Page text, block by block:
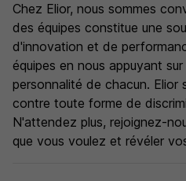
Chez Elior, nous sommes
des équipes constitue une
d'innovation et de
équipes en nous appuyant
personnalité de chacun. Elior
contre toute forme de
N'attendez plus, rejoignez-
que vous voulez et révéler